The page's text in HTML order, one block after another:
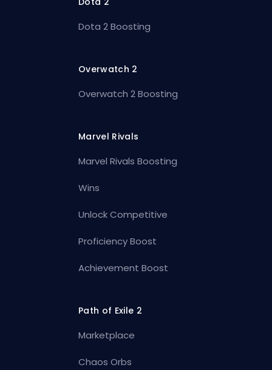
Dota 2 Boosting
Overwatch 2
Overwatch 2 Boosting
Marvel Rivals
Marvel Rivals Boosting
Wins
Unlock Competitive
Proficiency Boost
Achievement Boost
Path of Exile 2
Marketplace
Chaos Orbs